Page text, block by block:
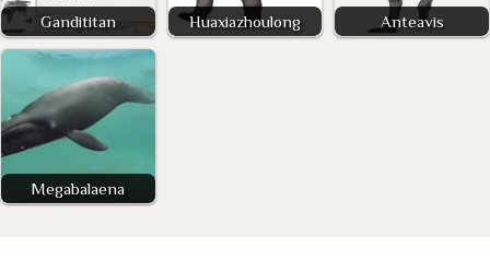
Gandititan Huaxiazhoulong Anteavis
Megabalaena